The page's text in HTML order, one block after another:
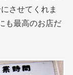
させてくれま
も最高のお店だ